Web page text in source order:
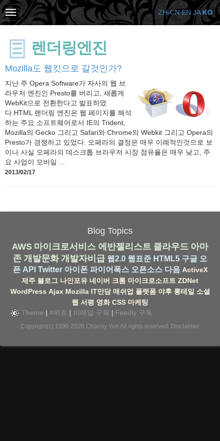
렌더링엔진
Mozilla도 웹킷으로 갈것인가?
지난 주 Opera Software가 자사의 웹 브
라우저 엔진인 Presto를 버리고, 새롭게
WebKit으로 전환한다고 발표하였
다.HTML 렌더링 엔진은 웹 페이지를 해석
하는 주요 소프트웨어로서 IE의 Trident,
Mozilla의 Gecko 그리고 Safari와 Chrome의 Webkit 그리고 Opera의
Presto가 경쟁하고 있었다. 오페라의 결정은 매우 이례적인것으로 보
이나 사실 오페라의 데스크톱 브라우저 시장 점유율은 매우 낮고, 주
요 사업이 모바일 ...
2013/02/17
Blog Topics
AWS 마이크로서비스 에반젤리스트 클라우드 아마
존 개발문화 개발자비급 웹2.0 웹표준 HTML5 구글 오
픈 API Twitter 아이폰 파이어폭스 오픈소스 다음 ActiveX
제주 블로그 나인포유 네이버 크롬 마이크로소프트 ZDNet
WordPress Ajax Mozilla IT만담 매쉬업 플랫폼 야후 롱테일 소셜
웹 서평 영화 CSS 마케팅
Theme | #위로 | 이메일 구독 | Feedly 구독
Copyright(c) 1996-2026 Channy Yun All rights reserved. Disclaimer
ZH-CN EN JA KO